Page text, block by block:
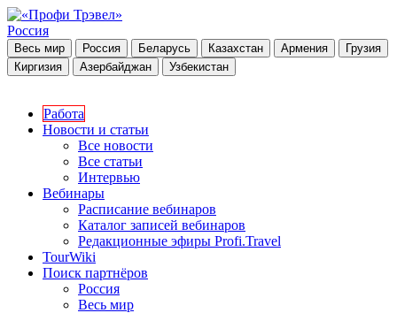
Россия
Весь мир Россия Беларусь Казахстан Армения
Грузия
Киргизия
Азербайджан Узбекистан
Работа
Новости и статьи
Все новости
Все статьи
Интервью
Вебинары
Расписание вебинаров
Каталог записей вебинаров
Редакционные эфиры Profi.Travel
TourWiki
Поиск партнёров
Россия
Весь мир